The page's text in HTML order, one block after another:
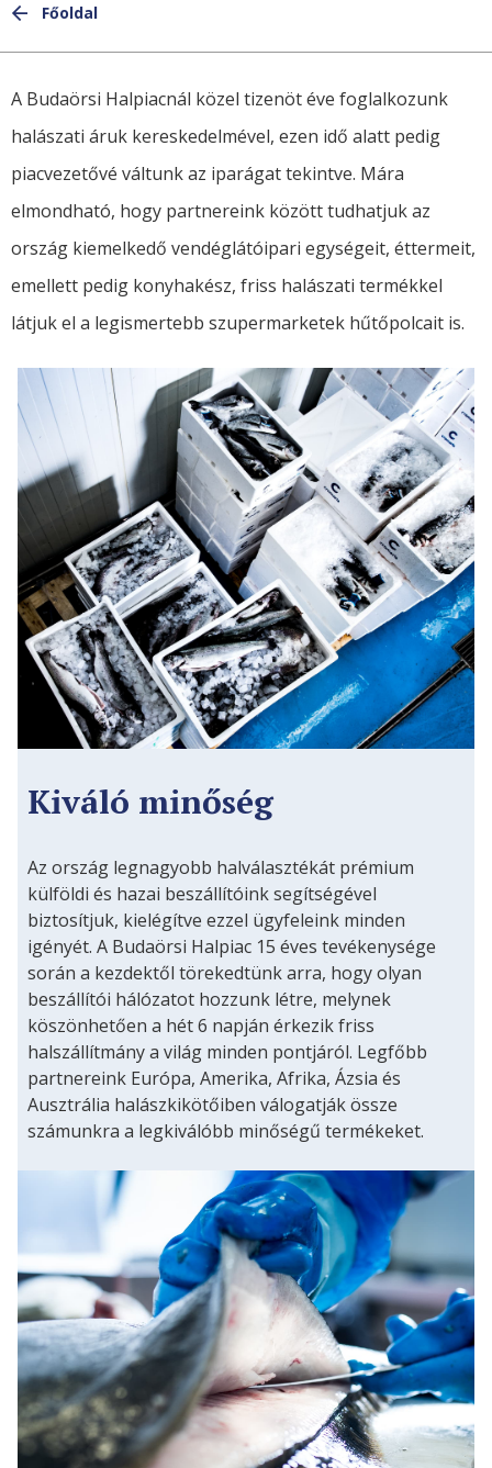
Élelmiszer labor
Tudnivalók, tippek
English
Főoldal
A Budaörsi Halpiacnál közel tizenöt éve foglalkozunk
halászati áruk kereskedelmével, ezen idő alatt pedig
piacvezetővé váltunk az iparágat tekintve. Mára
elmondható, hogy partnereink között tudhatjuk az
ország kiemelkedő vendéglátóipari egységeit, éttermeit,
emellett pedig konyhakész, friss halászati termékkel
látjuk el a legismertebb szupermarketek hűtőpolcait is.
Kiváló minőség
Az ország legnagyobb halválasztékát prémium
külföldi és hazai beszállítóink segítségével
biztosítjuk, kielégítve ezzel ügyfeleink minden
igényét. A Budaörsi Halpiac 15 éves tevékenysége
során a kezdektől törekedtünk arra, hogy olyan
beszállítói hálózatot hozzunk létre, melynek
köszönhetően a hét 6 napján érkezik friss
halszállítmány a világ minden pontjáról. Legfőbb
partnereink Európa, Amerika, Afrika, Ázsia és
Ausztrália halászkikötőiben válogatják össze
számunkra a legkiválóbb minőségű termékeket.